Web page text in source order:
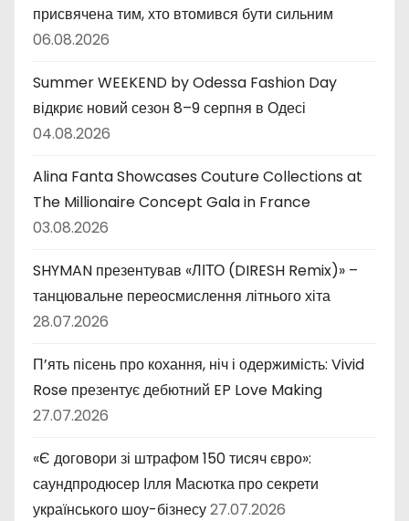
присвячена тим, хто втомився бути сильним
06.08.2026
Summer WEEKEND by Odessa Fashion Day
відкриє новий сезон 8–9 серпня в Одесі
04.08.2026
Alina Fanta Showcases Couture Collections at
The Millionaire Concept Gala in France
03.08.2026
SHYMAN презентував «ЛІТО (DIRESH Remix)» –
танцювальне переосмислення літнього хіта
28.07.2026
П’ять пісень про кохання, ніч і одержимість: Vivid
Rose презентує дебютний EP Love Making
27.07.2026
«Є договори зі штрафом 150 тисяч євро»:
саундпродюсер Ілля Масютка про секрети
українського шоу-бізнесу27.07.2026